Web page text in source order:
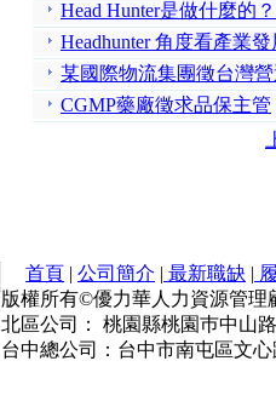
Head Hunter是做什麼的？
Headhunter 角度看產業
某國際物流集團徵台灣
CGMP藥廠徵求品保主管
首頁 | 公司簡介 | 最新職缺 |
版權所有©優力華人力資源管理
北區公司： 桃園縣桃園巿中山
台中總公司：台中市南屯區文